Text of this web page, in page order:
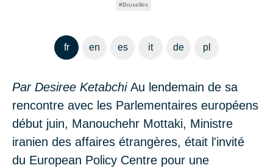
Bruxelles
fr en es it de pl
Par Desiree Ketabchi Au lendemain de sa
rencontre avec les Parlementaires européens
début juin, Manouchehr Mottaki, Ministre
iranien des affaires étrangères, était l'invité
du European Policy Centre pour une